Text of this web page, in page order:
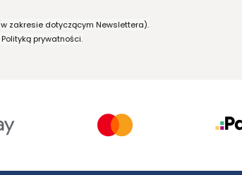
zakresie dotyczącym Newslettera).
prywatności.